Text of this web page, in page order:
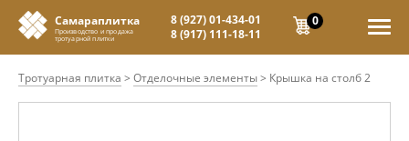
Самараплитка
Производство и продажа
тротуарной плитки
8 (927) 01-434-01
8 (917) 111-18-11
0
Тротуарная плитка > Отделочные элементы> Крышка на столб 2